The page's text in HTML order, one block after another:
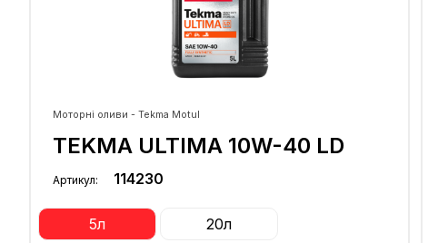
Моторні оливи - Tekma Motul
TEKMA ULTIMA 10W-40 LD
Артикул: 114230
5л 20л